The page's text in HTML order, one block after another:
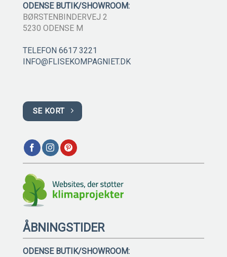
ODENSE BUTIK/SHOWROOM:
BØRSTENBINDERVEJ 2
5230 ODENSE M
TELEFON 6617 3221
INFO@FLISEKOMPAGNIET.DK
SE KORT
ÅBNINGSTIDER
ODENSE BUTIK/SHOWROOM: